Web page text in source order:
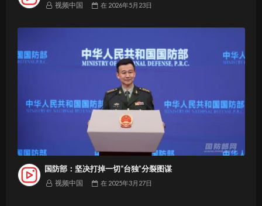
视频中国 在 2026年5月23日
国防部：坚决打掉一切“台独”分裂图谋
视频中国 在 2025年3月27日